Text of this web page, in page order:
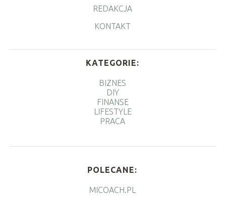
REDAKCJA
KONTAKT
KATEGORIE:
BIZNES
DIY
FINANSE
LIFESTYLE
PRACA
POLECANE:
MICOACH.PL